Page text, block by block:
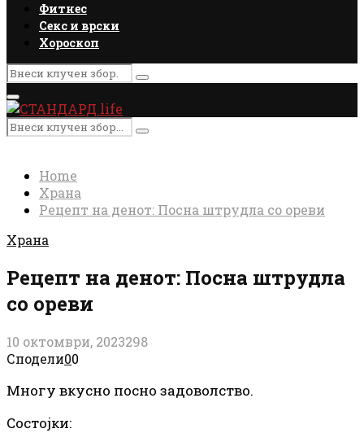
Фитнес
Секс и врски
Хороскоп
Search
for:
Search
Primary
Menu
Search
for:
Search
Home
Храна
Рецепт на денот: Посна штрудла со ореви
Храна
Рецепт на денот: Посна штрудла
со ореви
10 октомври, 2023298
Сподели00
Многу вкусно посно задоволство.
Состојки: